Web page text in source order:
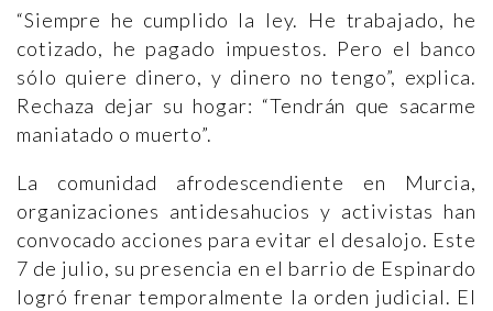
“Siempre he cumplido la ley. He trabajado, he
cotizado, he pagado impuestos. Pero el banco
sólo quiere dinero, y dinero no tengo”, explica.
Rechaza dejar su hogar: “Tendrán que sacarme
maniatado o muerto”.
La comunidad afrodescendiente en Murcia,
organizaciones antidesahucios y activistas han
convocado acciones para evitar el desalojo. Este
7 de julio, su presencia en el barrio de Espinardo
logró frenar temporalmente la orden judicial. El